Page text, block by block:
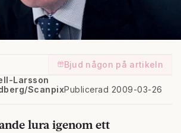
Bjud någon på artikeln
Larsson
Publicerad 2009-03-26
Scanpix
lura igenom ett